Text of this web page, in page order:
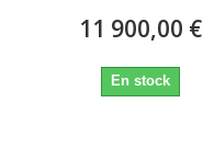
11 900,00 €
En stock